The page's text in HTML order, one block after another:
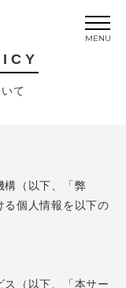
MENU
て
構（以下、「弊
る個人情報を以下の
（以下、「本サー